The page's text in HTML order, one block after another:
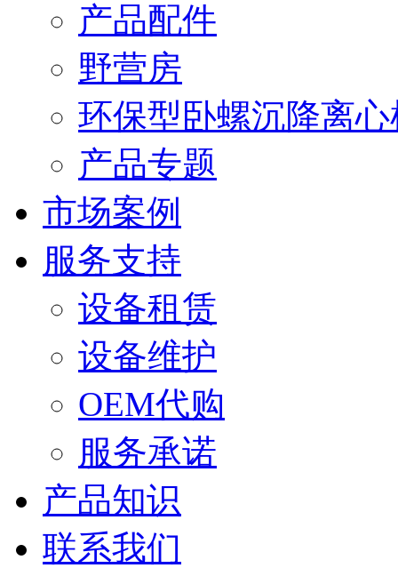
产品配件
野营房
环保型卧螺沉降离心
产品专题
市场案例
服务支持
设备租赁
设备维护
OEM代购
服务承诺
产品知识
联系我们